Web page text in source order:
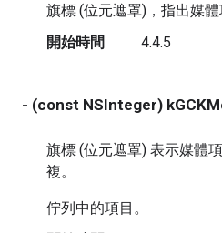
旗標 (位元遮罩)，指出媒體
開始時間
4.4.5
- (const NSInteger)
旗標 (位元遮罩) 表示媒體
複。
佇列中的項目。